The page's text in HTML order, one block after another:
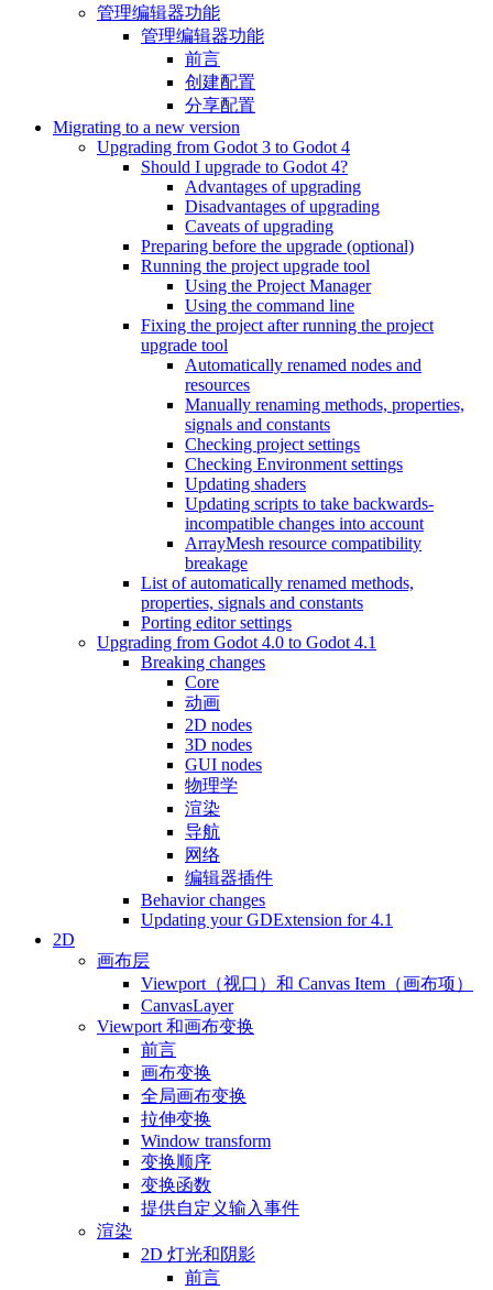
管理编辑器功能
管理编辑器功能
前言
创建配置
分享配置
Migrating to a new version
Upgrading from Godot 3 to Godot 4
Should I upgrade to Godot 4?
Advantages of upgrading
Disadvantages of upgrading
Caveats of upgrading
Preparing before the upgrade (optional)
Running the project upgrade tool
Using the Project Manager
Using the command line
Fixing the project after running the project
upgrade tool
Automatically renamed nodes and
resources
Manually renaming methods, properties,
signals and constants
Checking project settings
Checking Environment settings
Updating shaders
Updating scripts to take backwards-
incompatible changes into account
ArrayMesh resource compatibility
breakage
List of automatically renamed methods,
properties, signals and constants
Porting editor settings
Upgrading from Godot 4.0 to Godot 4.1
Breaking changes
Core
动画
2D nodes
3D nodes
GUI nodes
物理学
渲染
导航
网络
编辑器插件
Behavior changes
Updating your GDExtension for 4.1
2D
画布层
Viewport（视口）和 Canvas Item（画布项）
CanvasLayer
Viewport 和画布变换
前言
画布变换
全局画布变换
拉伸变换
Window transform
变换顺序
变换函数
提供自定义输入事件
渲染
2D 灯光和阴影
前言